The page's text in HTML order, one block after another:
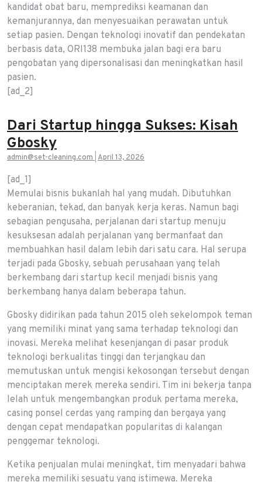
kandidat obat baru, memprediksi keamanan dan
kemanjurannya, dan menyesuaikan perawatan untuk
setiap pasien. Dengan teknologi inovatif dan pendekatan
berbasis data, ORI138 membuka jalan bagi era baru
pengobatan yang dipersonalisasi dan meningkatkan hasil
pasien.
[ad_2]
Dari Startup hingga Sukses: Kisah
Gbosky
admin@set-cleaning.com April 13, 2026
[ad_1]
Memulai bisnis bukanlah hal yang mudah. Dibutuhkan
keberanian, tekad, dan banyak kerja keras. Namun bagi
sebagian pengusaha, perjalanan dari startup menuju
kesuksesan adalah perjalanan yang bermanfaat dan
membuahkan hasil dalam lebih dari satu cara. Hal serupa
terjadi pada Gbosky, sebuah perusahaan yang telah
berkembang dari startup kecil menjadi bisnis yang
berkembang hanya dalam beberapa tahun.
Gbosky didirikan pada tahun 2015 oleh sekelompok teman
yang memiliki minat yang sama terhadap teknologi dan
inovasi. Mereka melihat kesenjangan di pasar produk
teknologi berkualitas tinggi dan terjangkau dan
memutuskan untuk mengisi kekosongan tersebut dengan
menciptakan merek mereka sendiri. Tim ini bekerja tanpa
lelah untuk mengembangkan produk pertama mereka,
casing ponsel cerdas yang ramping dan bergaya yang
dengan cepat mendapatkan popularitas di kalangan
penggemar teknologi.
Ketika penjualan mulai meningkat, tim menyadari bahwa
mereka memiliki sesuatu yang istimewa. Mereka